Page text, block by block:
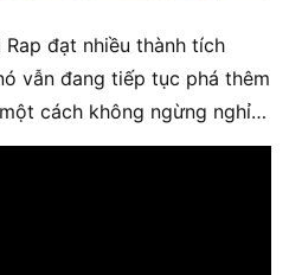
đạt nhiều thành tích
vẫn đang tiếp tục phá thêm
cách không ngừng nghỉ…